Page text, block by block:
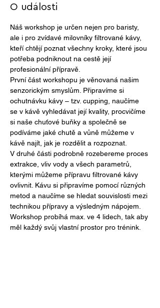
O události
Náš workshop je určen nejen pro baristy,
ale i pro zvídavé milovníky filtrované kávy,
kteří chtějí poznat všechny kroky, které jsou
potřeba podniknout na cestě její
profesionální přípravě.
První část workshopu je věnovaná našim
senzorickým smyslům. Připravíme si
ochutnávku kávy – tzv. cupping, naučíme
se v kávě vyhledávat její kvality, procvičíme
si naše chuťové buňky a společně se
podíváme jaké chutě a vůně můžeme v
kávě najít, jak je rozdělit a rozpoznat.
V druhé části podrobně rozebereme proces
extrakce, vliv vody a všech parametrů,
kterými můžeme přípravu filtrované kávy
ovlivnit. Kávu si připravíme pomocí různých
metod a naučíme se hledat souvislosti mezi
technikou přípravy a výsledným nápojem.
Workshop probíhá max. ve 4 lidech, tak aby
měl každý svůj vlastní prostor pro trénink.